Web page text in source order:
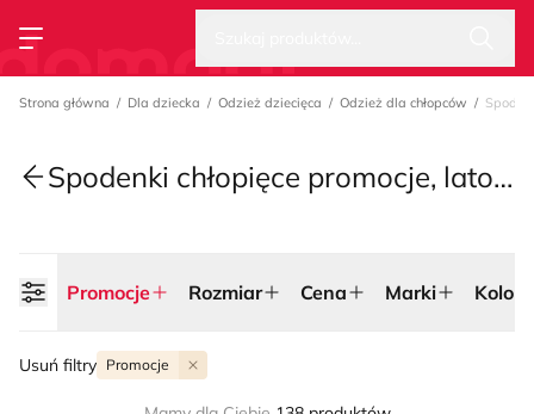
Przełącz menu
Strona główna Dla dziecka Odzież dziecięca Odzież dla chłopców
Spodenki chłopięce promocje, lato 2026
Promocje Rozmiar Cena Marki Kolor
Usuń filtry Promocje